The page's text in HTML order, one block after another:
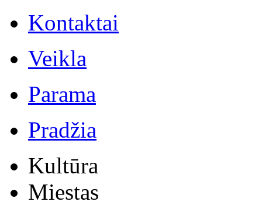
Kontaktai
Veikla
Parama
Pradžia
Kultūra
Miestas